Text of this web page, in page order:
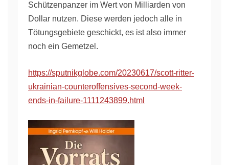
Schützenpanzer im Wert von Milliarden von
Dollar nutzen. Diese werden jedoch alle in
Tötungsgebiete geschickt, es ist also immer
noch ein Gemetzel.
https://sputnikglobe.com/20230617/scott-ritter-
ukrainian-counteroffensives-second-week-
ends-in-failure-1111243899.html